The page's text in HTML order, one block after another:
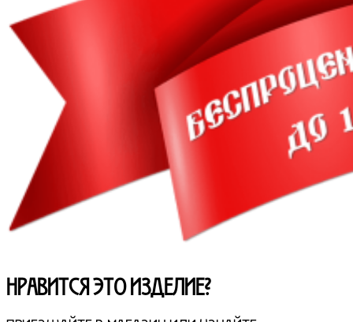
Нравится это изделие?